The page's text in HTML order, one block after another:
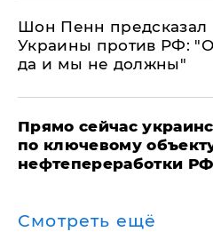
Шон Пенн предсказал
Украины против РФ:
да и мы не должны"
Прямо сейчас
по ключевому
нефтепереработки РФ
Смотреть ещё